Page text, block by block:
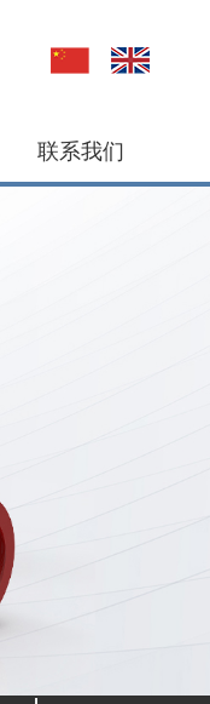
联系我们